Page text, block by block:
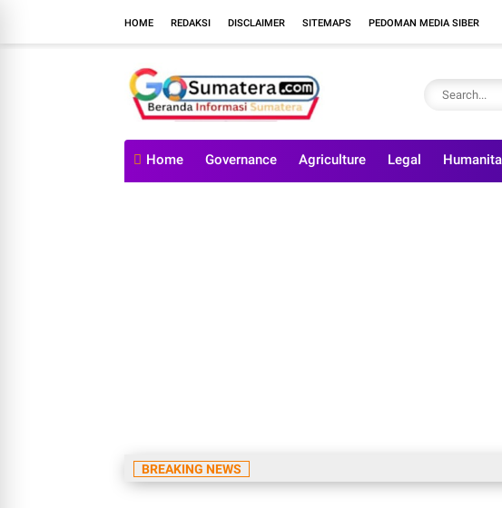
HOME REDAKSI DISCLAIMER SITEMAPS PEDOMAN MEDIA SIBER
Home Governance Agriculture Legal
BREAKING NEWS